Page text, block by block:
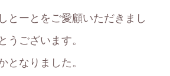
とーとをご愛顧いただきまし
うございます。
となりました。